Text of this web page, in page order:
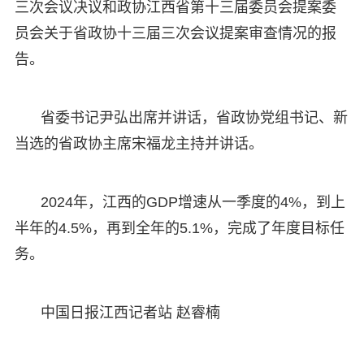
三次会议决议和政协江西省第十三届委员会提案委
员会关于省政协十三届三次会议提案审查情况的报
告。
省委书记尹弘出席并讲话，省政协党组书记、新
当选的省政协主席宋福龙主持并讲话。
2024年，江西的GDP增速从一季度的4%，到上
半年的4.5%，再到全年的5.1%，完成了年度目标任
务。
中国日报江西记者站 赵睿楠